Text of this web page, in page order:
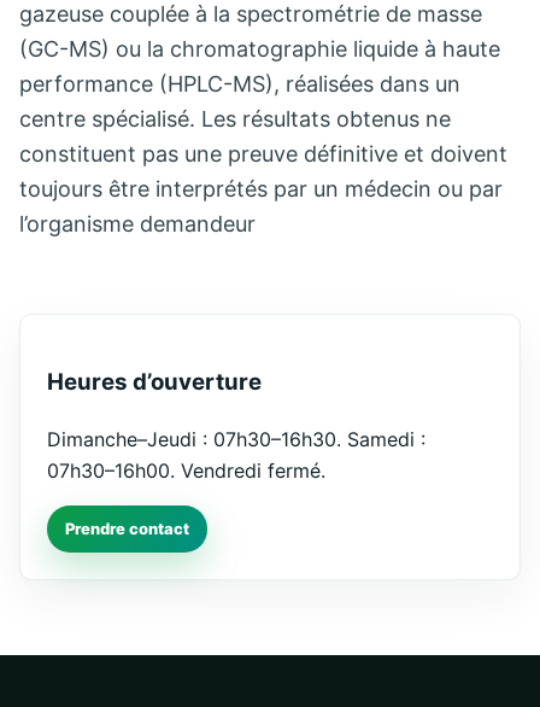
gazeuse couplée à la spectrométrie de masse
(GC-MS) ou la chromatographie liquide à haute
performance (HPLC-MS), réalisées dans un
centre spécialisé. Les résultats obtenus ne
constituent pas une preuve définitive et doivent
toujours être interprétés par un médecin ou par
l’organisme demandeur
Heures d’ouverture
Dimanche–Jeudi : 07h30–16h30. Samedi :
07h30–16h00. Vendredi fermé.
Prendre contact